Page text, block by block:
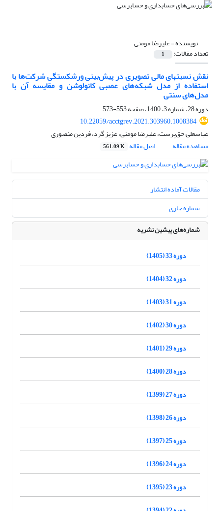
نویسنده =علیرضا مومنی
تعداد مقالات: 1
نقش نسبت‎های مالی تصویری در پیش‌بینی ورشکستگی شرکت‌ها با
استفاده از مدل شبکه‌های عصبی کانولوشن و مقایسه آن با
مدل‌های سنتی
دوره 28، شماره 3، 1400، صفحه
553-573
10.22059/acctgrev.2021.303960.1008384
عباسعلی حق‌پرست، علیرضا مومنی، عزیز گرد، فردین منصوری
مشاهده مقاله
اصل مقاله 561.09 K
مقالات آماده انتشار
شماره جاری
شماره‌های پیشین نشریه
دوره 33 (1405)
دوره 32 (1404)
دوره 31 (1403)
دوره 30 (1402)
دوره 29 (1401)
دوره 28 (1400)
دوره 27 (1399)
دوره 26 (1398)
دوره 25 (1397)
دوره 24 (1396)
دوره 23 (1395)